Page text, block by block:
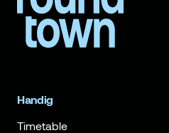
Handig
Timetable